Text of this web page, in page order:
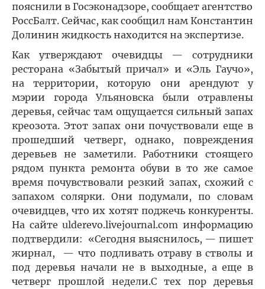
пояснили в Госэконадзоре, сообщает агентство
РоссБалт. Сейчас, как сообщил нам Константин
Долинин жидкость находится на экспертизе.
Как утверждают очевидцы — сотрудники
ресторана «Забытый причал» и «Эль Гаучо»,
на территории, которую они арендуют у
мэрии города Ульяновска были отравлены
деревья, сейчас там ощущается сильный запах
креозота. Этот запах они почуствовали еще в
прошедший четверг, однако, повреждения
деревьев не заметили. Работники стоящего
рядом пункта ремонта обуви в то же самое
время почувствовали резкий запах, схожий с
запахом солярки. Они подумали, по словам
очевидцев, что их хотят поджечь конкуренты.
На сайте ulderevo.livejournal.com информацию
подтвердили: «Сегодня выяснилось, — пишет
жирнал, — что подливать отраву в стволы и
под деревья начали не в выходные, а еще в
четверг прошлой недели.С тех пор деревья